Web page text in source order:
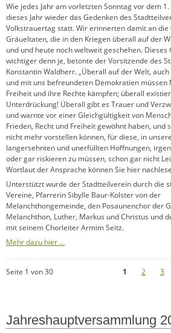
Wie jedes Jahr am vorletzten Sonntag vor dem
dieses Jahr wieder das Gedenken des
Volkstrauertag statt. Wir erinnerten damit an die
Gräueltaten, die in den Kriegen überall auf der
und und heute noch weltweit geschehen. Dieses
wichtiger denn je, betonte der Vorsitzende des
Konstantin Waldherr. „Überall auf der Welt,
und mit uns befreundeten Demokratien müssen
Freiheit und ihre Rechte kämpfen; überall
Unterdrückung! Überall gibt es Trauer und
und warnte vor einer Gleichgültigkeit von
Frieden, Recht und Freiheit gewöhnt haben, und
nicht mehr vorstellen können, für diese, in
langersehnten und unerfüllten Hoffnungen,
oder gar riskieren zu müssen, schon gar nicht
Wortlaut der Ansprache können Sie hier
Unterstützt wurde der Stadtteilverein durch die
Vereine, Pfarrerin Sibylle Baur-Kolster von der
Melanchthongemeinde, den Posaunenchor der
Melanchthon, Luther, Markus und Christus und
mit seinem Chorleiter Armim Seitz.
Mehr dazu hier …
Seite 1 von 30 1 2 3
Jahreshauptversammlung